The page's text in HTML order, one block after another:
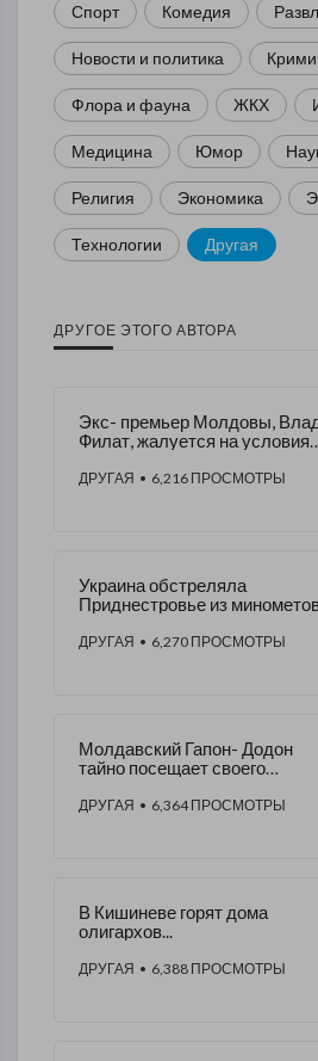
Спорт Комедия
Новости и политика
Флора и фауна ЖКХ
Медицина Юмор
Религия Экономика
Технологии Другая
ДРУГОЕ ЭТОГО АВТОРА
Экс- премьер Молдовы,
Филат, жалуется на условия
ДРУГАЯ • 6,216 ПРОСМОТРЫ
Украина обстреляла
Приднестровье из
ДРУГАЯ • 6,270 ПРОСМОТРЫ
Молдавский Гапон- Додон
тайно посещает своего
ДРУГАЯ • 6,364 ПРОСМОТРЫ
В Кишиневе горят дома
олигархов...
ДРУГАЯ • 6,388 ПРОСМОТРЫ